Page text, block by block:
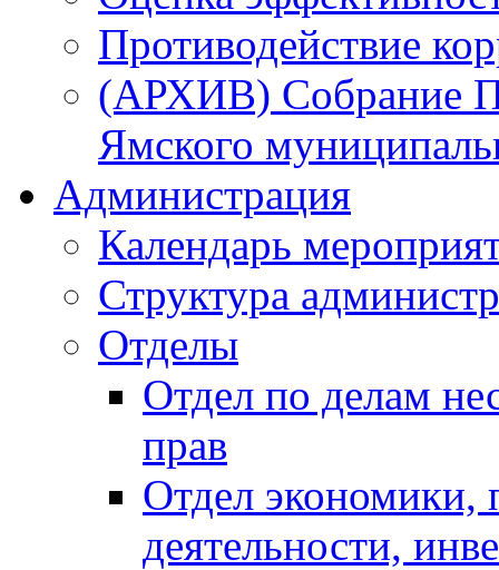
Противодействие
(АРХИВ) Собрание
Ямского
Администрация
Календарь
Структура
Отделы
Отдел по делам
прав
Отдел экономики,
деятельности,